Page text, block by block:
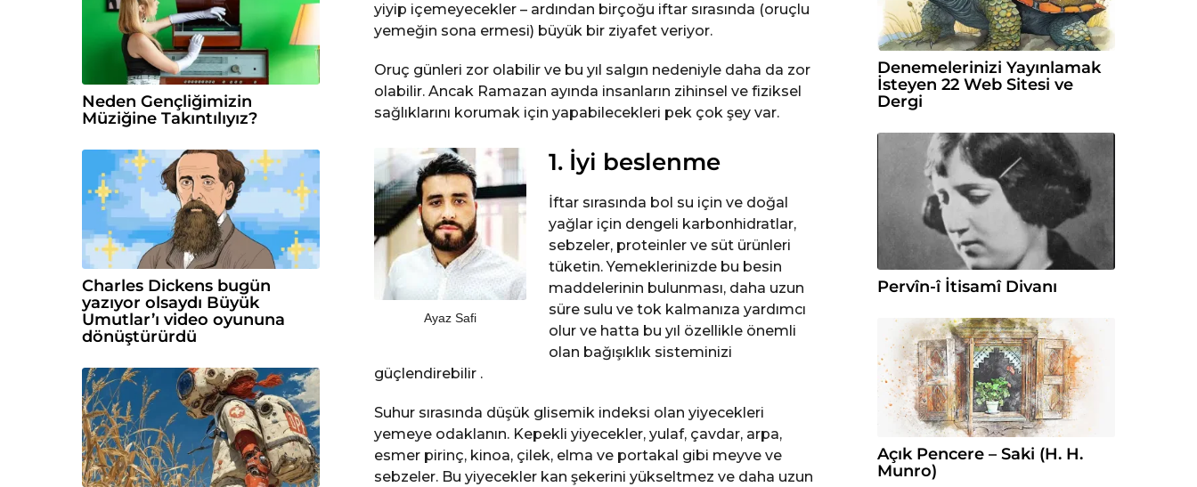
yiyip içemeyecekler – ardından birçoğu iftar sırasında (oruçlu
yemeğin sona ermesi) büyük bir ziyafet veriyor.
Oruç günleri zor olabilir ve bu yıl salgın nedeniyle daha da zor
olabilir. Ancak Ramazan ayında insanların zihinsel ve fiziksel
sağlıklarını korumak için yapabilecekleri pek çok şey var.
Ayaz Safi
1. İyi beslenme
İftar sırasında bol su için ve doğal
yağlar için dengeli karbonhidratlar,
sebzeler, proteinler ve süt ürünleri
tüketin. Yemeklerinizde bu besin
maddelerinin bulunması, daha uzun
süre sulu ve tok kalmanıza yardımcı
olur ve hatta bu yıl özellikle önemli
olan bağışıklık sisteminizi
güçlendirebilir .
Suhur sırasında düşük glisemik indeksi olan yiyecekleri
yemeye odaklanın. Kepekli yiyecekler, yulaf, çavdar, arpa,
esmer pirinç, kinoa, çilek, elma ve portakal gibi meyve ve
sebzeler. Bu yiyecekler kan şekerini yükseltmez ve daha uzun
Neden Gençliğimizin
Müziğine Takıntılıyız?
Charles Dickens bugün
yazıyor olsaydı Büyük
Umutlar’ı video oyununa
dönüştürürdü
Denemelerinizi Yayınlamak
İsteyen 22 Web Sitesi ve
Dergi
Pervîn-î İtisamî Divanı
Açık Pencere – Saki (H. H.
Munro)